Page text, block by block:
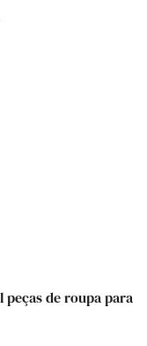
de roupa para